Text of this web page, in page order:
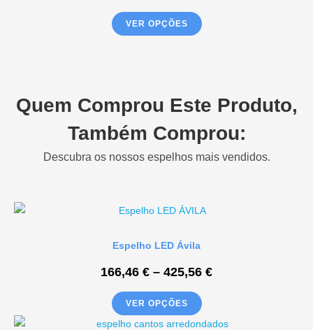
VER OPÇÕES
Quem Comprou Este Produto,
Também Comprou:
Descubra os nossos espelhos mais vendidos.
Espelho LED Ávila
166,46 € – 425,56 €
VER OPÇÕES